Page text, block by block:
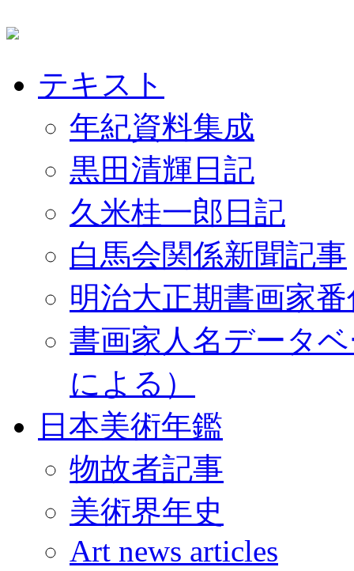
テキスト
年紀資料集成
黒田清輝日記
久米桂一郎日記
白馬会関係新聞記事
明治大正期書画家
書画家人名データ
による）
日本美術年鑑
物故者記事
美術界年史
Art news articles